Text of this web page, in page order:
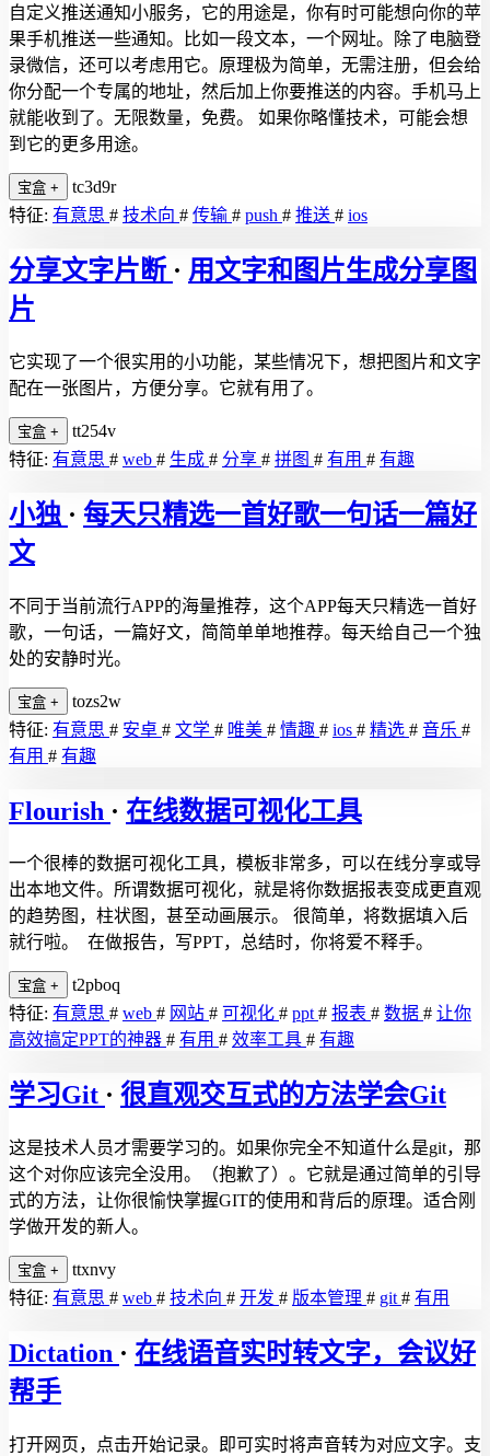
自定义推送通知小服务，它的用途是，你有时可能想向你的苹
果手机推送一些通知。比如一段文本，一个网址。除了电脑登
录微信，还可以考虑用它。原理极为简单，无需注册，但会给
你分配一个专属的地址，然后加上你要推送的内容。手机马上
就能收到了。无限数量，免费。 如果你略懂技术，可能会想
到它的更多用途。
宝盒 +
tc3d9r
特征: 有意思 # 技术向 # 传输 # push # 推送 # ios
分享文字片断 · 用文字和图片生成分享图
片
它实现了一个很实用的小功能，某些情况下，想把图片和文字
配在一张图片，方便分享。它就有用了。
宝盒 +
tt254v
特征: 有意思 # web # 生成 # 分享 # 拼图 # 有用 # 有趣
小独 · 每天只精选一首好歌一句话一篇好
文
不同于当前流行APP的海量推荐，这个APP每天只精选一首好
歌，一句话，一篇好文，简简单单地推荐。每天给自己一个独
处的安静时光。
宝盒 +
tozs2w
特征: 有意思 # 安卓 # 文学 # 唯美 # 情趣 # ios # 精选 # 音乐 #
有用 # 有趣
Flourish · 在线数据可视化工具
一个很棒的数据可视化工具，模板非常多，可以在线分享或导
出本地文件。所谓数据可视化，就是将你数据报表变成更直观
的趋势图，柱状图，甚至动画展示。 很简单，将数据填入后
就行啦。 在做报告，写PPT，总结时，你将爱不释手。
宝盒 +
t2pboq
特征: 有意思 # web # 网站 # 可视化 # ppt# 报表 # 数据 # 让你
高效搞定PPT的神器 # 有用 # 效率工具 # 有趣
学习Git · 很直观交互式的方法学会Git
这是技术人员才需要学习的。如果你完全不知道什么是git，那
这个对你应该完全没用。（抱歉了）。它就是通过简单的引导
式的方法，让你很愉快掌握GIT的使用和背后的原理。适合刚
学做开发的新人。
宝盒 +
ttxnvy
特征: 有意思 # web # 技术向 # 开发 # 版本管理 # git # 有用
Dictation · 在线语音实时转文字，会议好
帮手
打开网页，点击开始记录。即可实时将声音转为对应文字。支